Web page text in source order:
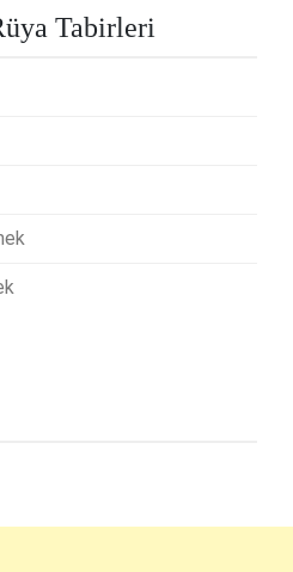
Tabirleri